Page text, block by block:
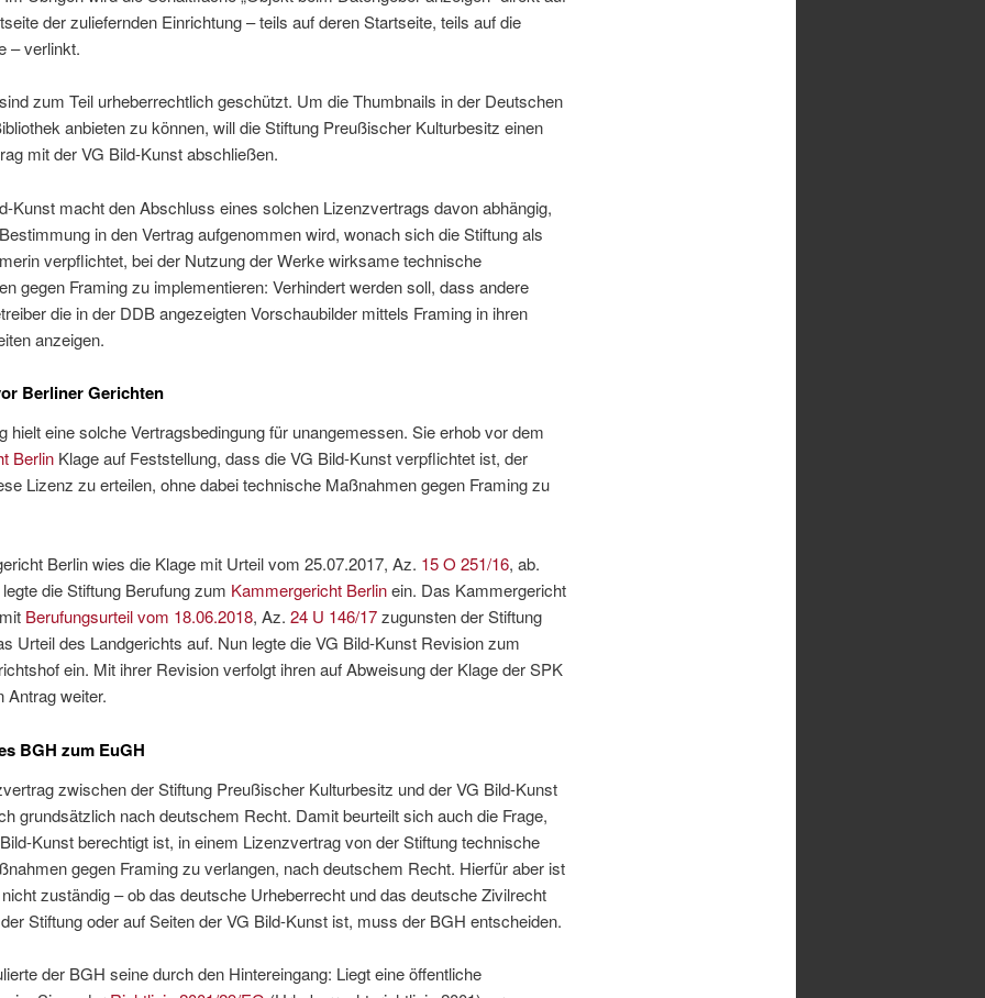
der zuliefernden Einrichtung – teils auf deren Startseite, teils auf die
– verlinkt.
zum Teil urheberrechtlich geschützt. Um die Thumbnails in der Deutschen
anbieten zu können, will die Stiftung Preußischer Kulturbesitz einen
mit der VG Bild-Kunst abschließen.
Kunst macht den Abschluss eines solchen Lizenzvertrags davon abhängig,
in den Vertrag aufgenommen wird, wonach sich die Stiftung als
verpﬂichtet, bei der Nutzung der Werke wirksame technische
gegen Framing zu implementieren: Verhindert werden soll, dass andere
die in der DDB angezeigten Vorschaubilder mittels Framing in ihren
anzeigen.
Berliner Gerichten
hielt eine solche Vertragsbedingung für unangemessen. Sie erhob vor dem
BerlinKlage auf Feststellung, dass die VG Bild-Kunst verpflichtet ist, der
Lizenz zu erteilen, ohne dabei technische Maßnahmen gegen Framing zu
Berlin wies die Klage mit Urteil vom 25.07.2017, Az. 15 O 251/16, ab.
die Stiftung Berufung zum Kammergericht Berlinein. Das Kammergericht
Berufungsurteil vom 18.06.2018, Az. 24 U 146/17zugunsten der Stiftung
Urteil des Landgerichts auf. Nun legte die VG Bild-Kunst Revision zum
ein. Mit ihrer Revision verfolgt ihren auf Abweisung der Klage der SPK
Antrag weiter.
BGH zum EuGH
zwischen der Stiftung Preußischer Kulturbesitz und der VG Bild-Kunst
grundsätzlich nach deutschem Recht. Damit beurteilt sich auch die Frage,
Kunst berechtigt ist, in einem Lizenzvertrag von der Stiftung technische
gegen Framing zu verlangen, nach deutschem Recht. Hierfür aber ist
zuständig – ob das deutsche Urheberrecht und das deutsche Zivilrecht
Stiftung oder auf Seiten der VG Bild-Kunst ist, muss der BGH entscheiden.
der BGH seine durch den Hintereingang: Liegt eine öffentliche